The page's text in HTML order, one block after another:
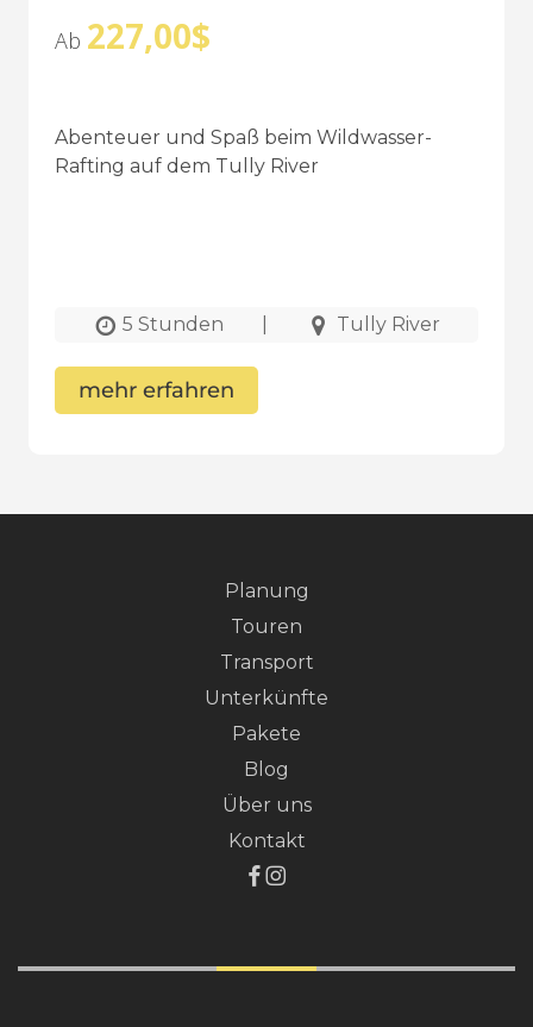
Ab 227,00$
Abenteuer und Spaß beim Wildwasser-
Rafting auf dem Tully River
5 Stunden Tully River
mehr erfahren
Planung
Touren
Transport
Unterkünfte
Pakete
Blog
Über uns
Kontakt